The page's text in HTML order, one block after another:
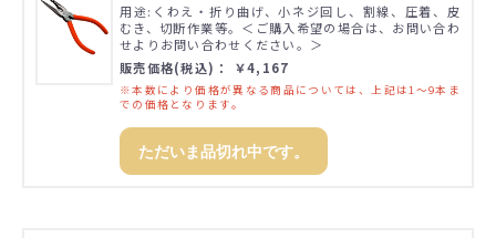
用途:くわえ・折り曲げ、小ネジ回し、割線、圧着、皮
むき、切断作業等。＜ご購入希望の場合は、お問い合わ
せよりお問い合わせください。＞
販売価格(税込)： ￥4,167
※本数により価格が異なる商品については、上記は1～9本ま
での価格となります。
ただいま品切れ中です。